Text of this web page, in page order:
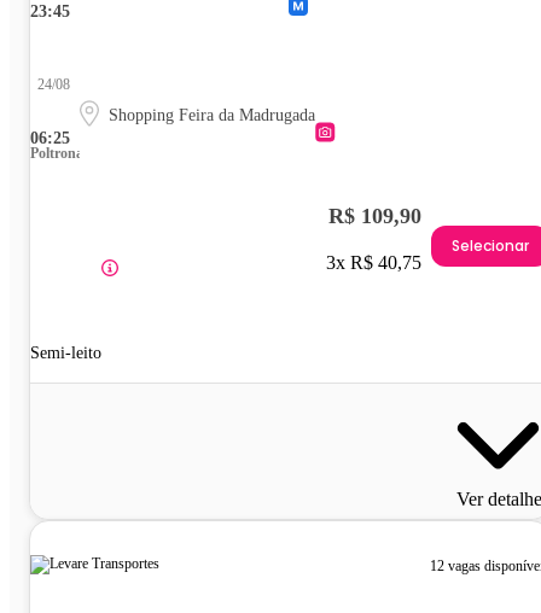
23:45
06:25
24/08
Shopping Feira da Madrugada
Poltrona
Semi-leito
R$ 109,90
3x R$ 40,75
Selecionar
Ver
12 vagas